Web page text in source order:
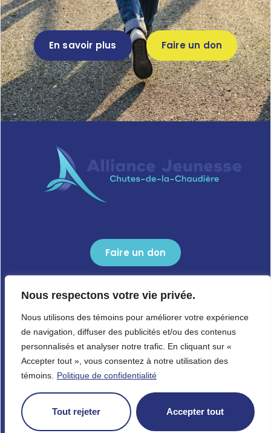
Nous respectons votre vie privée.
Nous utilisons des témoins pour améliorer votre expérience
de navigation, diffuser des publicités et/ou des contenus
personnalisés et analyser notre trafic. En cliquant sur «
Accepter tout », vous consentez à notre utilisation des
témoins.
Politique de confidentialité
Tout rejeter Accepter tout
En savoir plus Faire un don
Faire un don
418 834-9808
1659, boulevard Guillaume-Couture,
Lévis (Québec) G6W 0L3
Copyright © 2024 Alliance-Jeunesse. Tous droits réservés.
Politique de confidentialité